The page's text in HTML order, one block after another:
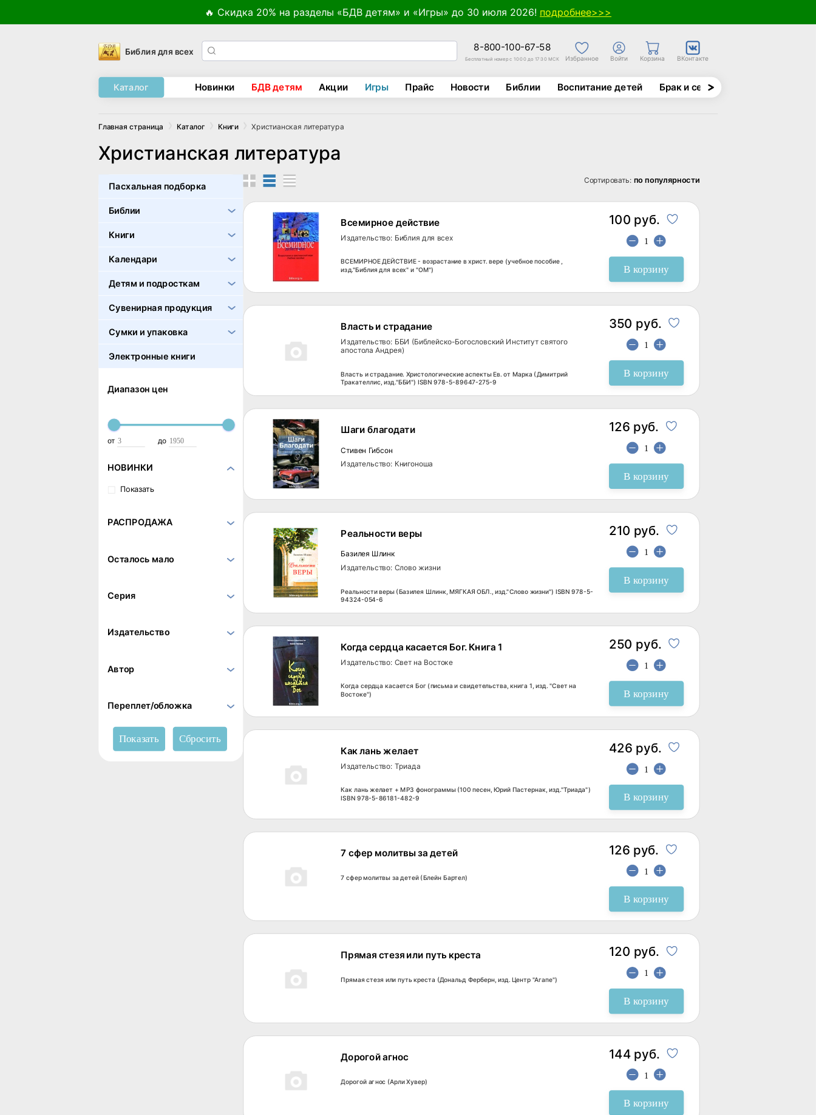
🔥 Скидка 20% на разделы «БДВ детям» и «Игры» до 30 июля 2026! подробнее>>>
Библия для всех 8-800-100-67-58
Бесплатный номер с 10:00 до 17:30 МСК Избранное Войти Корзина ВКонтакте
Каталог Новинки БДВ детям Акции Игры Прайс Новости Библии Воспитание детей Брак и семья
Главная страница Каталог Книги Христианская литература
Христианская литература
Пасхальная подборка
Библии
Книги
Календари
Детям и подросткам
Сувенирная продукция
Сумки и упаковка
Электронные книги
Диапазон цен
от до
НОВИНКИ
Показать
РАСПРОДАЖА
Осталось мало
Серия
Издательство
Автор
Переплет/обложка
Сортировать: по популярности
Всемирное действие
Издательство: Библия для всех
ВСЕМИРНОЕ ДЕЙСТВИЕ - возрастание в христ. вере (учебное пособие ,
изд."Библия для всех" и "ОМ")
100 руб.
В корзину
Власть и страдание
Издательство: ББИ (Библейско-Богословский Институт святого
апостола Андрея)
Власть и страдание. Христологические аспекты Ев. от Марка (Димитрий
Тракателлис, изд."ББИ") ISBN 978-5-89647-275-9
350 руб.
В корзину
Шаги благодати
Стивен Гибсон
Издательство: Книгоноша
126 руб.
В корзину
Реальности веры
Базилея Шлинк
Издательство: Слово жизни
Реальности веры (Базилея Шлинк, МЯГКАЯ ОБЛ., изд."Слово жизни") ISBN 978-5-
94324-054-6
210 руб.
В корзину
Когда сердца касается Бог. Книга 1
Издательство: Свет на Востоке
Когда сердца касается Бог (письма и свидетельства, книга 1, изд. "Свет на
Востоке")
250 руб.
В корзину
Как лань желает
Издательство: Триада
Как лань желает + MP3 фонограммы (100 песен, Юрий Пастернак, изд."Триада")
ISBN 978-5-86181-482-9
426 руб.
В корзину
7 сфер молитвы за детей
7 сфер молитвы за детей (Блейн Бартел)
126 руб.
В корзину
Прямая стезя или путь креста
Прямая стезя или путь креста (Дональд Ферберн, изд. Центр "Агапе")
120 руб.
В корзину
Дорогой агнос
Дорогой агнос (Арли Хувер)
144 руб.
В корзину